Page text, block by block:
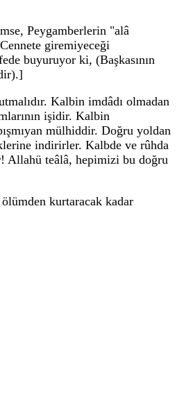
Peygamberlerin "alâ
giremiyeceği
buyuruyor ki, (Başkasının
Kalbin imdâdı olmadan
işidir. Kalbin
mülhiddir. Doğru yoldan
indirirler. Kalbde ve rûhda
Allahü teâlâ, hepimizi bu doğru
kurtaracak kadar